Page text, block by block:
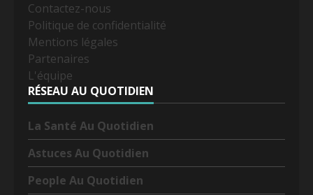
Contactez-nous
Politique de confidentialité
Mentions légales
Partenaires
L'équipe
RÉSEAU AU QUOTIDIEN
La Santé Au Quotidien
Astuces Au Quotidien
People Au Quotidien